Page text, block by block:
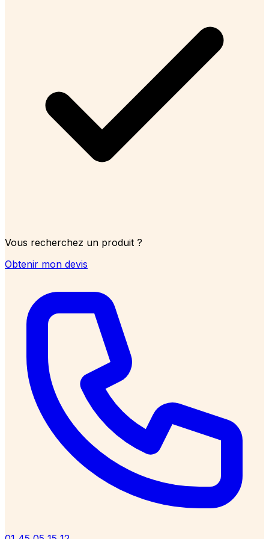
Vous recherchez un produit ?
Obtenir mon devis